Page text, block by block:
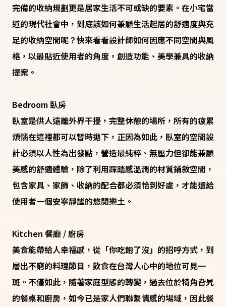
完備的收納規劃更是居家生活不可或缺的要素。在小宅當
道的現代社會中，到底該如何兼顧生活起居的舒適度與充
足的收納空間呢？快來看看設計師如何因應不同空間與風
格，以最貼近使用者的角度，創造功能、美學兼具的收納
提案。
Bedroom 臥房
臥室是供人遠離外界干擾，完整休憩的場所，所有的疲累
煩惱在這裡都可以暫時拋下，正因為如此，臥室的空間設
計必須以人性為出發點，營造最純粹、無壓力但卻能兼顧
美感的舒適體驗，除了利用踩踏感溫潤的材質鋪敘空間，
包含家具、家飾、收納的配合都必須恰到好處，才能還給
使用者一個安寧靜謐的悠閒樂土。
Kitchen 餐廳 / 廚房
美食能帶給人幸福感，從「你吃飽了沒」的招呼方式，到
層出不窮的料理節目，飲食在台灣人心中的地位可見一
斑。不僅如此，隨著家庭型態的轉變，過去位於犄角旮旯
的餐桌和廚房，如今已是家人們聯繫情感的場域，因此餐